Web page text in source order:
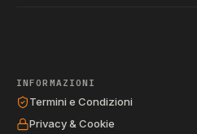
INFORMAZIONI
Termini e Condizioni
Privacy & Cookie